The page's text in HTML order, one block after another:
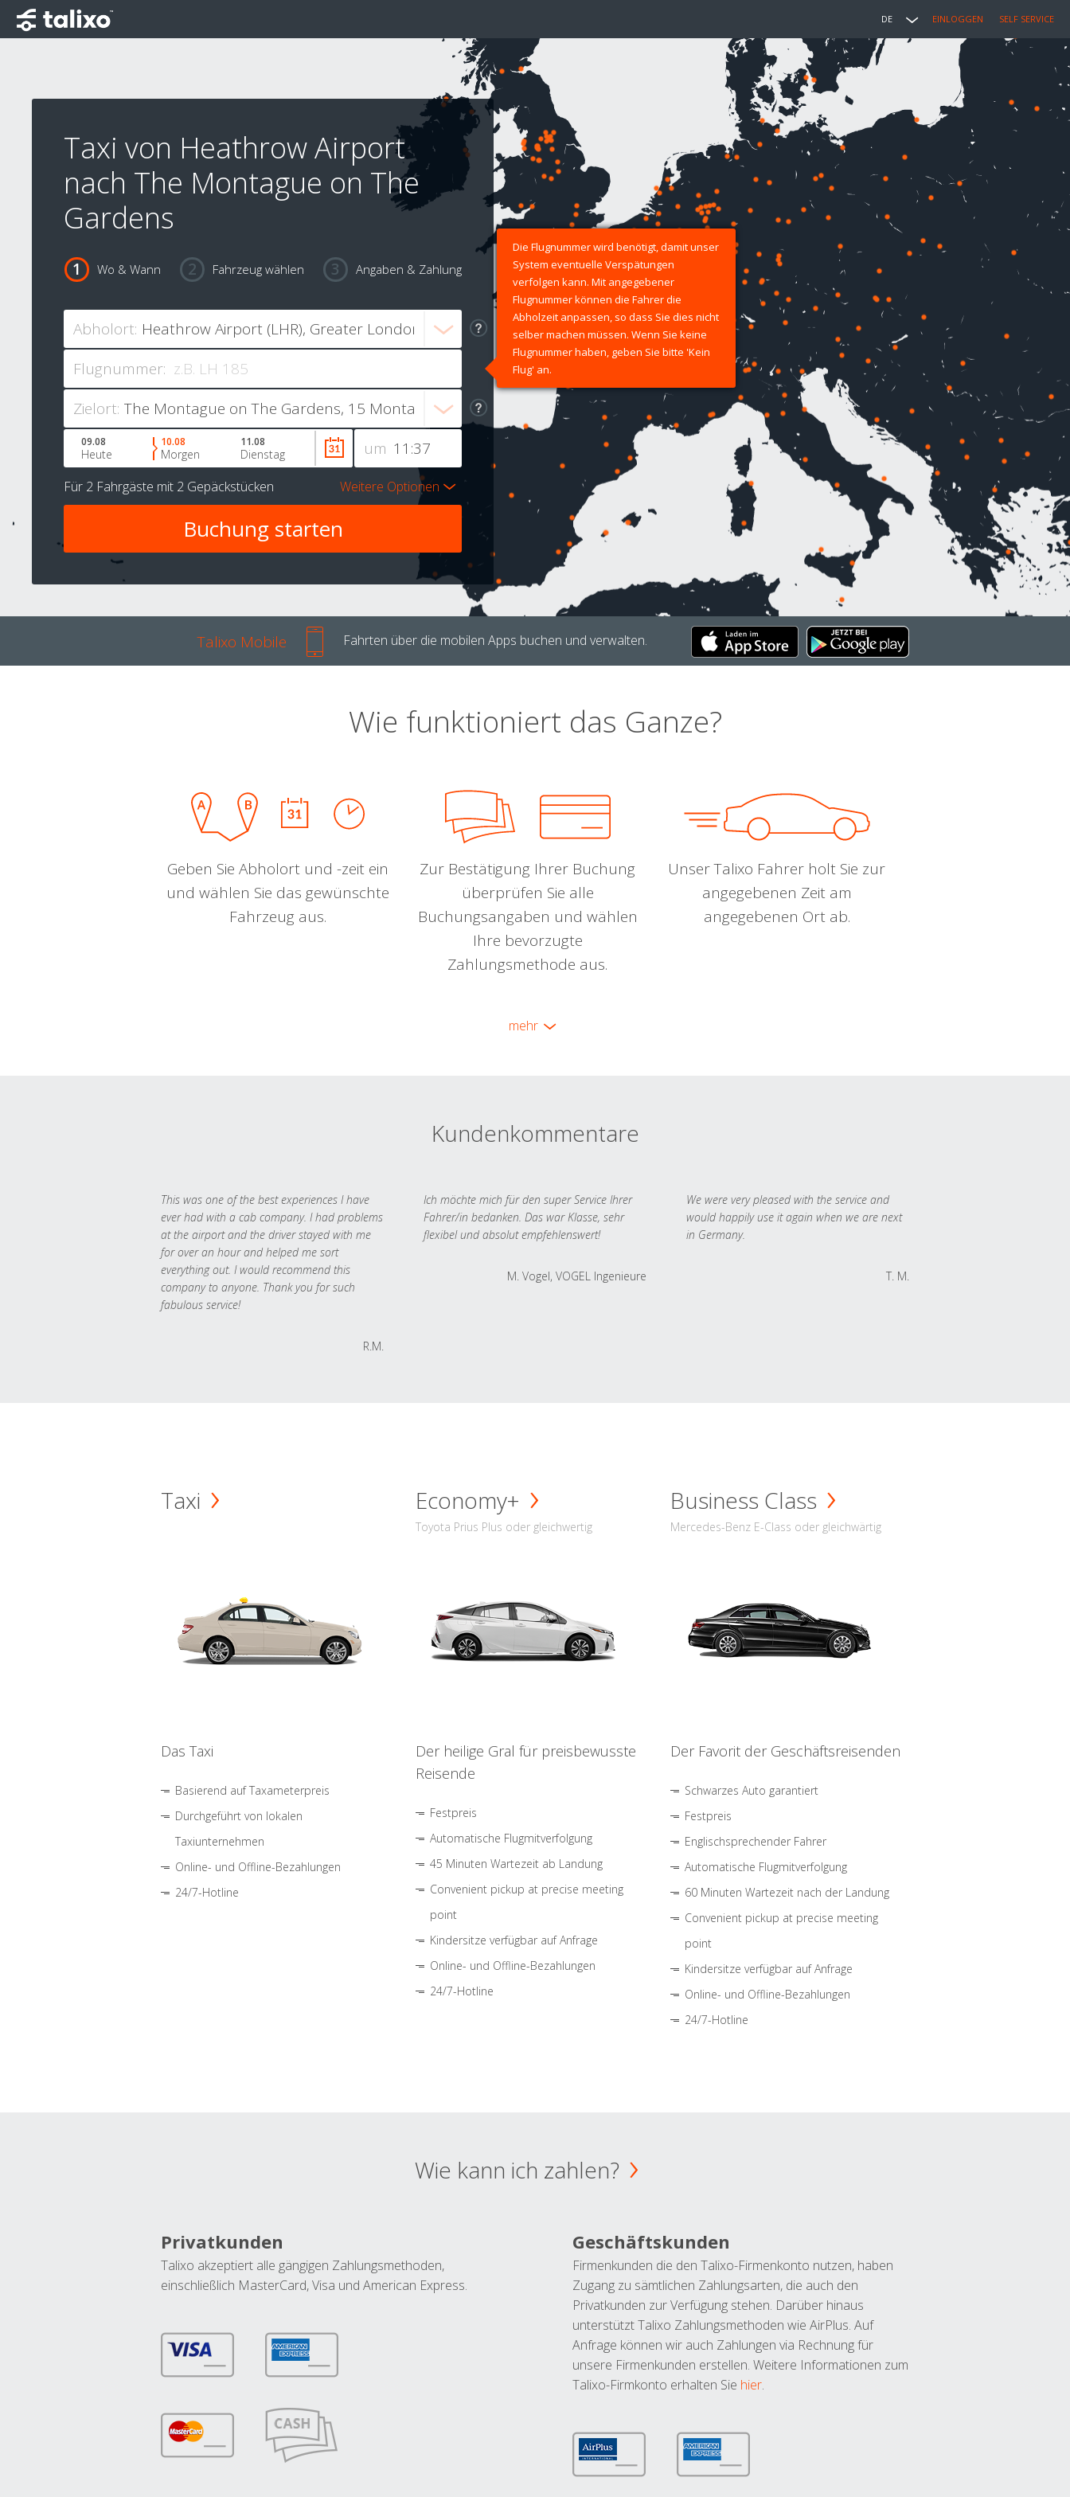
DE EINLOGGEN SELF SERVICE
Taxi von Heathrow Airport
nach The Montague on The
Gardens
Wo & Wann Fahrzeug wählen Angaben & Zahlung
Abholort:
Flugnummer:
Die Flugnummer wird benötigt, damit unser
System eventuelle Verspätungen
verfolgen kann. Mit angegebener
Flugnummer können die Fahrer die
Abholzeit anpassen, so dass Sie dies nicht
selber machen müssen. Wenn Sie keine
Flugnummer haben, geben Sie bitte 'Kein
Flug' an.
Zielort:
um
09.08
Heute
10.08
Morgen
11.08
Dienstag
Für 2 Fahrgäste mit 2 Gepäckstücken Weitere Optionen
Talixo Mobile Fahrten über die mobilen Apps buchen und verwalten.
Wie funktioniert das Ganze?
Geben Sie Abholort und -zeit ein
und wählen Sie das gewünschte
Fahrzeug aus.
Zur Bestätigung Ihrer Buchung
überprüfen Sie alle
Buchungsangaben und wählen
Ihre bevorzugte
Zahlungsmethode aus.
Unser Talixo Fahrer holt Sie zur
angegebenen Zeit am
angegebenen Ort ab.
mehr
Kundenkommentare
This was one of the best experiences I have
ever had with a cab company. I had problems
at the airport and the driver stayed with me
for over an hour and helped me sort
everything out. I would recommend this
company to anyone. Thank you for such
fabulous service!
R.M.
Ich möchte mich für den super Service Ihrer
Fahrer/in bedanken. Das war Klasse, sehr
flexibel und absolut empfehlenswert!
M. Vogel, VOGEL Ingenieure
We were very pleased with the service and
would happily use it again when we are next
in Germany.
T. M.
Taxi
Das Taxi
Basierend auf Taxameterpreis
Durchgeführt von lokalen
Taxiunternehmen
Online- und Offline-Bezahlungen
24/7-Hotline
Economy+
Toyota Prius Plus oder gleichwertig
Der heilige Gral für preisbewusste
Reisende
Festpreis
Automatische Flugmitverfolgung
45 Minuten Wartezeit ab Landung
Convenient pickup at precise meeting
point
Kindersitze verfügbar auf Anfrage
Online- und Offline-Bezahlungen
24/7-Hotline
Business Class
Mercedes-Benz E-Class oder gleichwärtig
Der Favorit der Geschäftsreisenden
Schwarzes Auto garantiert
Festpreis
Englischsprechender Fahrer
Automatische Flugmitverfolgung
60 Minuten Wartezeit nach der Landung
Convenient pickup at precise meeting
point
Kindersitze verfügbar auf Anfrage
Online- und Offline-Bezahlungen
24/7-Hotline
Wie kann ich zahlen?
Privatkunden
Talixo akzeptiert alle gängigen Zahlungsmethoden,
einschließlich MasterCard, Visa und American Express.
Geschäftskunden
Firmenkunden die den Talixo-Firmenkonto nutzen, haben
Zugang zu sämtlichen Zahlungsarten, die auch den
Privatkunden zur Verfügung stehen. Darüber hinaus
unterstützt Talixo Zahlungsmethoden wie AirPlus. Auf
Anfrage können wir auch Zahlungen via Rechnung für
unsere Firmenkunden erstellen. Weitere Informationen zum
Talixo-Firmkonto erhalten Sie hier.